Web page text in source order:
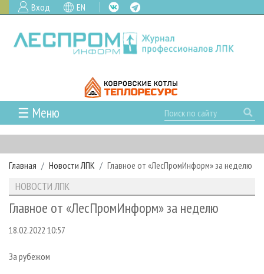
Вход EN
☰ Меню
ГЛАВНАЯ
РУБРИКИ И ТЕМЫ
РУБРИКИ ЖУРНАЛА
ЛЕСНОЕ ХОЗЯЙСТВО
ЛЕСОЗАГОТОВКА
ЛЕСОПИЛЕНИЕ
ДЕРЕВООБРАБОТКА
НОВОСТИ
КАЛЕНДАРЬ СОБЫТИЙ
НОВОСТИ ЛПК
НОВОСТИ ЖУРНАЛА
НОВОСТИ КОМПАНИЙ
ПРОЕКТЫ ЛПИ
АНАЛИТИКА
ПРЕДПРИЯТИЯ ЛПК
ЛЕСНЫЕ РЕГИОНЫ РОССИИ
АРХИВ
АРХИВ ЖУРНАЛОВ
СТАТЬИ
О ЖУРНАЛЕ
ПОДПИСКА
РЕКЛАМОДАТЕЛЯМ
Главная Новости ЛПК Главное от «ЛесПромИнформ» за неделю
НОВОСТИ ЛПК
Главное от «ЛесПромИнформ» за неделю
18.02.2022 10:57
За рубежом